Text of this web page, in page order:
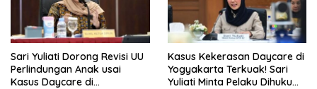
Sari Yuliati Dorong Revisi UU
Perlindungan Anak usai
Kasus Daycare di
Kasus Kekerasan Daycare di
Yogyakarta Terkuak! Sari
Yuliati Minta Pelaku Dihukum